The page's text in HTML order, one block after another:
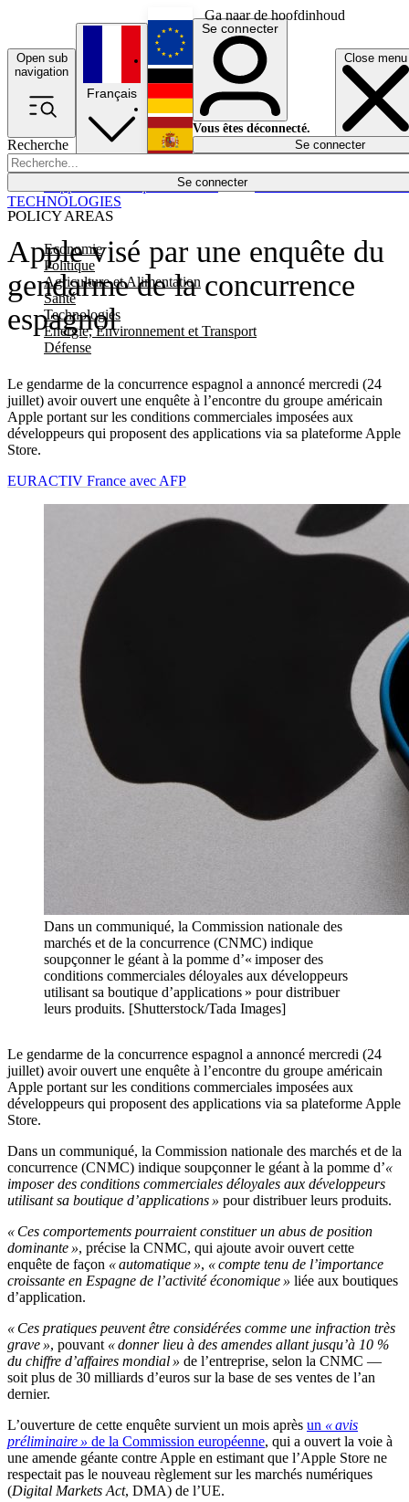
Ga naar de hoofdinhoud
Open sub
navigation
Close menu
Recherche
Se connecter
POLICY AREAS
Economie
Politique
Agriculture et Alimentation
Santé
Technologies
Energie, Environnement et Transport
Défense
Économie
Français
English
Deutsch
Español
Se connecter
Vous êtes déconnecté.
Se connecter
Apple visé par une enquête du
gendarme de la concurrence
espagnol
Le gendarme de la concurrence espagnol a annoncé mercredi (24
juillet) avoir ouvert une enquête à l’encontre du groupe américain
Apple portant sur les conditions commerciales imposées aux
développeurs qui proposent des applications via sa plateforme Apple
Store.
TECHNOLOGIES
EURACTIV France avec AFP
Dans un communiqué, la Commission nationale des
marchés et de la concurrence (CNMC) indique
soupçonner le géant à la pomme d’« imposer des
conditions commerciales déloyales aux développeurs
utilisant sa boutique d’applications » pour distribuer
leurs produits. [Shutterstock/Tada Images]
Le gendarme de la concurrence espagnol a annoncé mercredi (24
juillet) avoir ouvert une enquête à l’encontre du groupe américain
Apple portant sur les conditions commerciales imposées aux
développeurs qui proposent des applications via sa plateforme Apple
Store.
Dans un communiqué, la Commission nationale des marchés et de la
concurrence (CNMC) indique soupçonner le géant à la pomme d’«
imposer des conditions commerciales déloyales aux développeurs
utilisant sa boutique d’applications » pour distribuer leurs produits.
« Ces comportements pourraient constituer un abus de position
dominante », précise la CNMC, qui ajoute avoir ouvert cette
enquête de façon « automatique », « compte tenu de l’importance
croissante en Espagne de l’activité économique » liée aux boutiques
d’application.
« Ces pratiques peuvent être considérées comme une infraction très
grave », pouvant « donner lieu à des amendes allant jusqu’à 10 %
du chiffre d’affaires mondial » de l’entreprise, selon la CNMC —
soit plus de 30 milliards d’euros sur la base de ses ventes de l’an
dernier.
L’ouverture de cette enquête survient un mois après un « avis
préliminaire » de la Commission européenne, qui a ouvert la voie à
une amende géante contre Apple en estimant que l’Apple Store ne
respectait pas le nouveau règlement sur les marchés numériques
(Digital Markets Act, DMA) de l’UE.